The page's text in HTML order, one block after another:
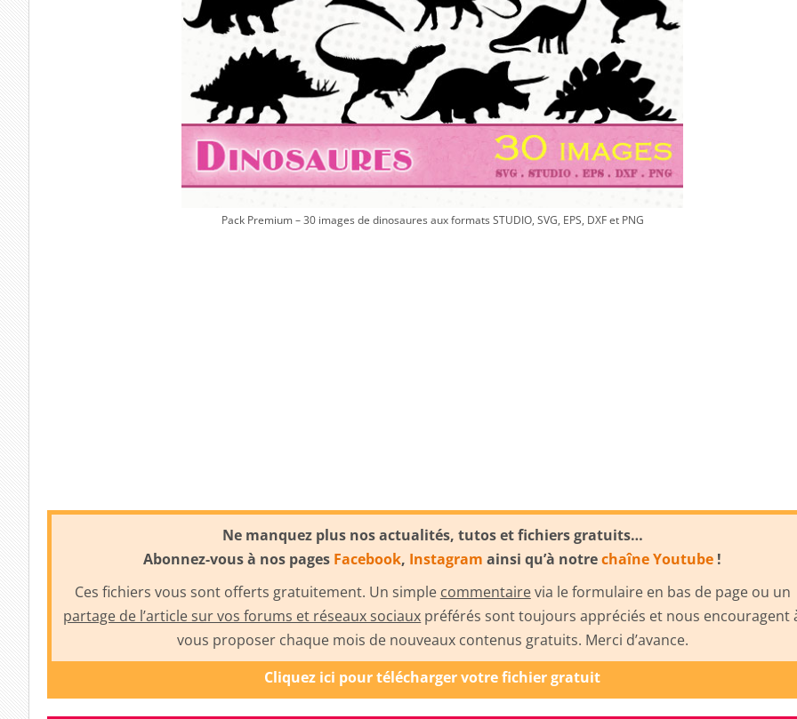
Pack Premium – 30 images de dinosaures aux formats STUDIO, SVG, EPS, DXF et PNG
Ne manquez plus nos actualités, tutos et fichiers gratuits…
Abonnez-vous à nos pages Facebook, Instagram ainsi qu’à notrechaîne Youtube !
Ces fichiers vous sont offerts gratuitement. Un simple commentairevia le formulaire en bas de page ou un
partage de l’article sur vos forums et réseaux sociaux préférés sont toujours appréciés et nous encouragent
vous proposer chaque mois de nouveaux contenus gratuits. Merci d’avance.
Cliquez ici pour télécharger votre fichier gratuit